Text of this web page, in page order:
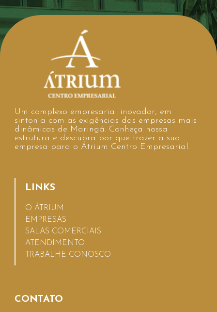
Um complexo empresarial inovador, em
sintonia com as exigências das empresas mais
dinâmicas de Maringá. Conheça nossa
estrutura e descubra por que trazer a sua
empresa para o Átrium Centro Empresarial.
LINKS
O ÁTRIUM
EMPRESAS
SALAS COMERCIAIS
ATENDIMENTO
TRABALHE CONOSCO
CONTATO